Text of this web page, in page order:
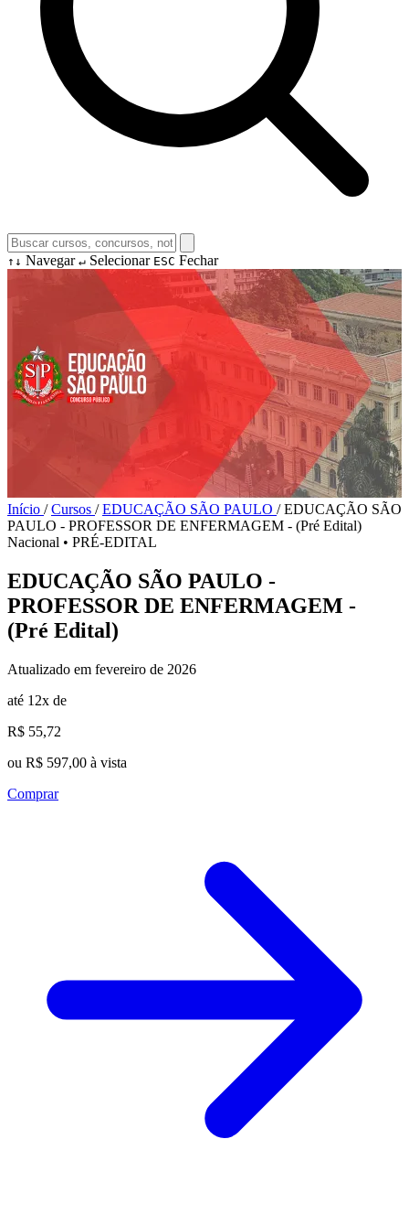
↑↓ Navegar ↵ Selecionar ESC Fechar
Início / Cursos / EDUCAÇÃO SÃO PAULO / EDUCAÇÃO SÃO
PAULO - PROFESSOR DE ENFERMAGEM - (Pré Edital)
Nacional • PRÉ-EDITAL
EDUCAÇÃO SÃO PAULO -
PROFESSOR DE ENFERMAGEM -
(Pré Edital)
Atualizado em fevereiro de 2026
até 12x de
R$ 55,72
ou R$ 597,00 à vista
Comprar